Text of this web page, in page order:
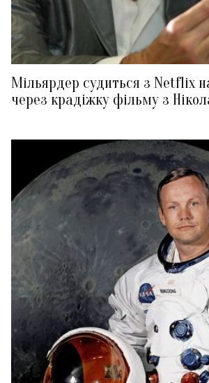
Мільярдер судиться з Netflix
через крадіжку фільму з